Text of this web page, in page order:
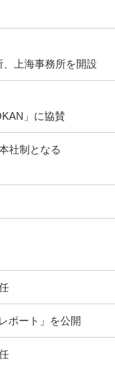
、上海事務所を開設
」に協賛
社制となる
ポート」を公開